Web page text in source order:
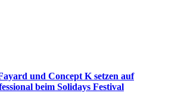
und Concept K setzen auf
beim Solidays Festival